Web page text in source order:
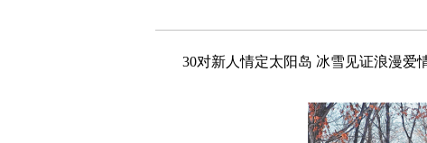
30对新人情定太阳岛 冰雪见证浪漫爱